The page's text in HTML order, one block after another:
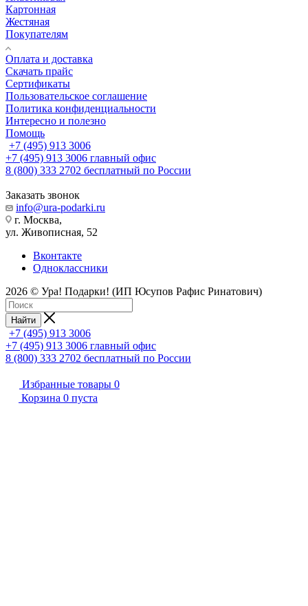
Картонная
Жестяная
Покупателям
Оплата и доставка
Скачать прайс
Сертификаты
Пользовательское соглашение
Политика конфиденциальности
Интересно и полезно
Помощь
+7 (495) 913 3006
+7 (495) 913 3006 главный офис
8 (800) 333 2702 бесплатный по России
Заказать звонок
info@ura-podarki.ru
г. Москва,
ул. Живописная, 52
Вконтакте
Одноклассники
2026 © Ура! Подарки! (ИП Юсупов Рафис Ринатович)
Найти
+7 (495) 913 3006
+7 (495) 913 3006 главный офис
8 (800) 333 2702 бесплатный по России
Избранные товары 0
Корзина 0 пуста